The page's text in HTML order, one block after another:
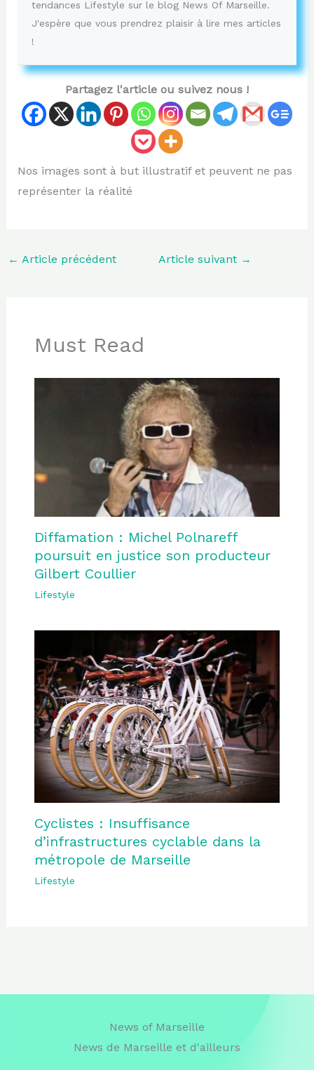
tendances Lifestyle sur le blog News Of Marseille.
J'espère que vous prendrez plaisir à lire mes articles
!
Partagez l'article ou suivez nous !
Nos images sont à but illustratif et peuvent ne pas
représenter la réalité
← Article précédent Article suivant →
Must Read
Diffamation : Michel Polnareff
poursuit en justice son producteur
Gilbert Coullier
Lifestyle
Cyclistes : Insuffisance
d’infrastructures cyclable dans la
métropole de Marseille
Lifestyle
News of Marseille
News de Marseille et d'ailleurs